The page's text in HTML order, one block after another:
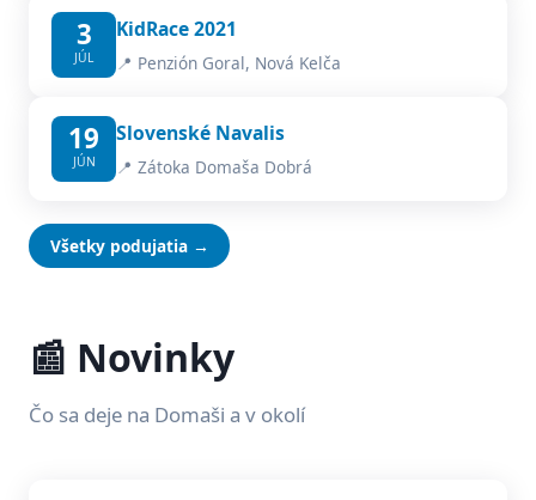
3
JÚL
KidRace 2021
📍 Penzión Goral, Nová Kelča
19
JÚN
Slovenské Navalis
📍 Zátoka Domaša Dobrá
Všetky podujatia →
📰 Novinky
Čo sa deje na Domaši a v okolí